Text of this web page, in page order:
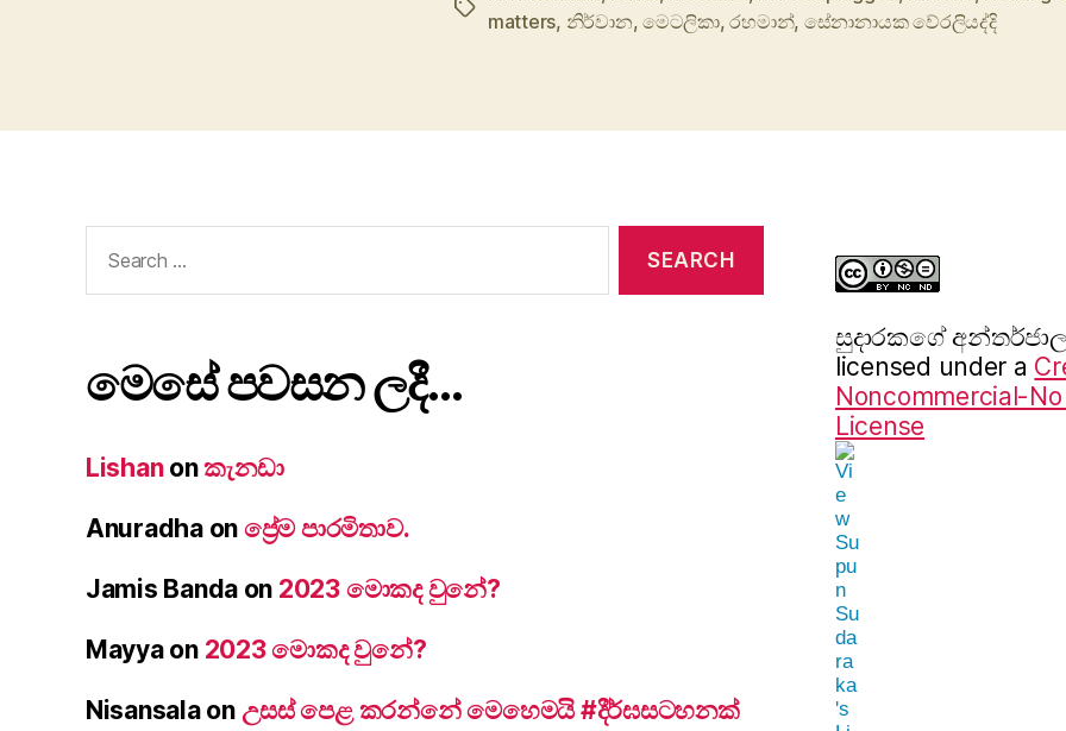
Tags matters, නිර්වාන, මෙටලිකා,රහමාන්, සේනානායක වේරලියද්දි
for:
මෙසේ පවසන ලදී…
Lishanonකැනඩා
Anuradhaon ප්‍රේම පාරමිතාව.
Jamis Banda on 2023 මොකද වුනේ?
Mayyaon 2023 මොකද වුනේ?
Nisansalaon උසස් පෙළ කරන්නේ මෙහෙමයි #දීර්ඝසටහනක්
සුදාරක‍ගේ
licensed under a
Noncommercial-
License